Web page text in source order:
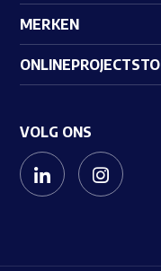
MERKEN
VOLG ONS